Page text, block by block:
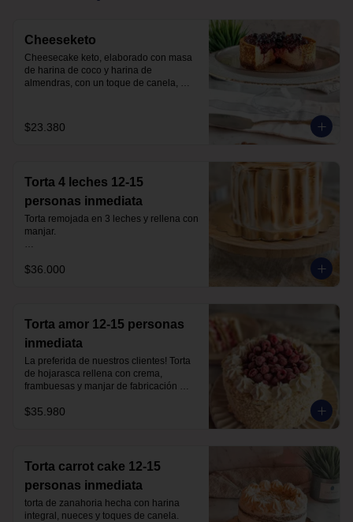
Cheeseketo
Cheesecake keto, elaborado con masa
de harina de coco y harina de
almendras, con un toque de canela,
endulzado con alulosa.
$23.380
Torta 4 leches 12-15
personas inmediata
Torta remojada en 3 leches y rellena con
manjar.
Harina de trigo
$36.000
Torta amor 12-15 personas
inmediata
La preferida de nuestros clientes! Torta
de hojarasca rellena con crema,
frambuesas y manjar de fabricación
alulosa.
temperatura ambiente aprox 3 horas
puedes dejarla mas tiempo.
$35.980
Torta carrot cake 12-15
personas inmediata
torta de zanahoria hecha con harina
integral, nueces y toques de canela.